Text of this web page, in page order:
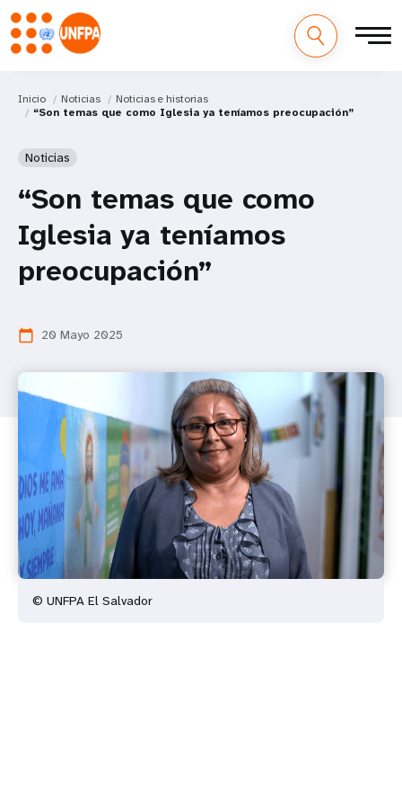
Inicio Noticias
Noticias e historias
“Son temas que como Iglesia ya teníamos preocupación”
Noticias
“Son temas que como
Iglesia ya teníamos
preocupación”
calendar_today 20 Mayo 2025
© UNFPA El Salvador